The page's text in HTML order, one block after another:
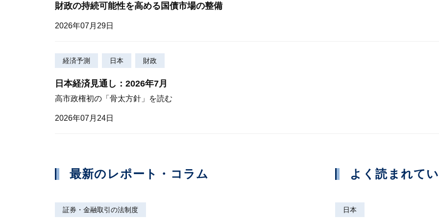
財政の持続可能性を高める国債市場の整備
2026年07月29日
経済予測 日本 財政
日本経済見通し：2026年7月
高市政権初の「骨太方針」を読む
2026年07月24日
最新のレポート・コラム
証券・金融取引の法制度
よく読まれて
日本